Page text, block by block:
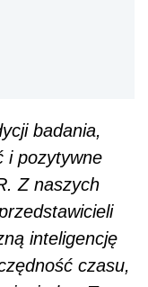
badania,
i pozytywne
Z naszych
inteligencję
czasu,